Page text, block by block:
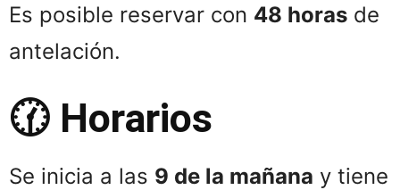
Es posible reservar con 48 horas de
antelación.
🕜 Horarios
Se inicia a las 9 de la mañana y tiene